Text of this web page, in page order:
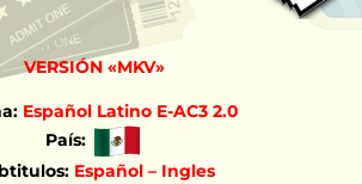
VERSIÓN «MKV»
Español Latino E-AC3 2.0
País:
Español – Ingles